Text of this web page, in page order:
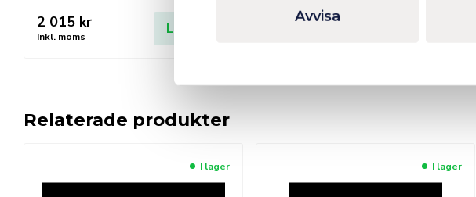
Avvisa
2 015 kr
Inkl. moms
Lägg till
Relaterade produkter
I lager I lager